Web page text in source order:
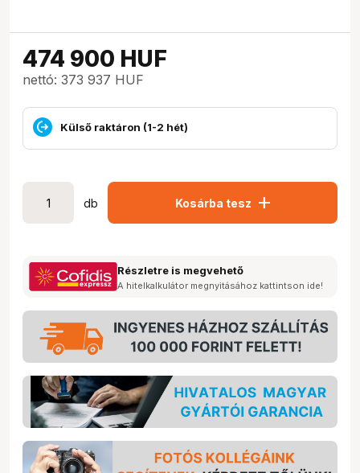
474 900 HUF
nettó: 373 937 HUF
Külső raktáron (1-2 hét)
db Kosárba tesz add
Részletre is megvehető
A hitelkalkulátor megnyitásához kattintson ide!